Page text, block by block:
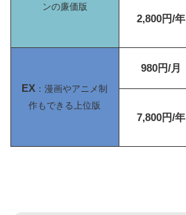
ンの廉価版
2,800円/年
EX ：漫画やアニメ制
作もできる上位版
980円/月
7,800円/年